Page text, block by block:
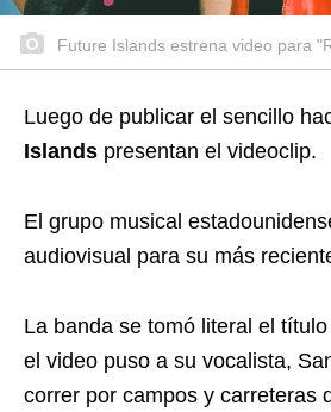
Future Islands estrena video para
Luego de publicar el sencillo
Islands presentan el videoclip.
El grupo musical
audiovisual para su más
La banda se tomó literal el
el video puso a su vocalista,
correr por campos y carreteras